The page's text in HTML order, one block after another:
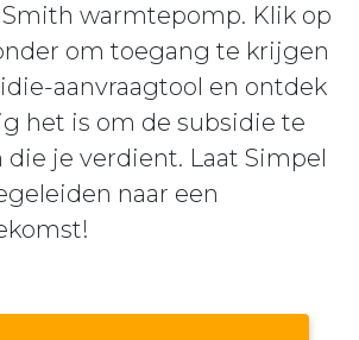
Smith warmtepomp. Klik op
om toegang te krijgen
aanvraagtool en ontdek
het is om de subsidie te
je verdient. Laat Simpel
naar een